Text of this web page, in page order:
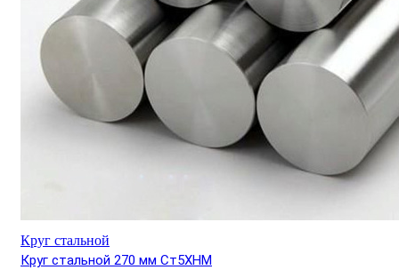
Круг стальной
Круг стальной 270 мм Ст5ХНМ